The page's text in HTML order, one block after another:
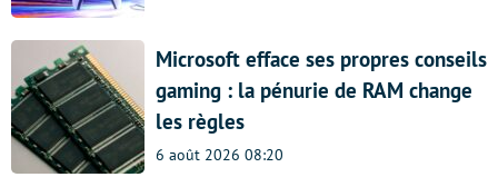
Microsoft efface ses propres conseils
gaming : la pénurie de RAM change
les règles
6 août 2026 08:20